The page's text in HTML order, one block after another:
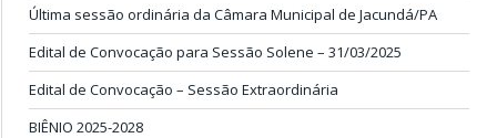
Última sessão ordinária da Câmara Municipal de Jacundá/PA
Edital de Convocação para Sessão Solene – 31/03/2025
Edital de Convocação – Sessão Extraordinária
BIÊNIO 2025-2028